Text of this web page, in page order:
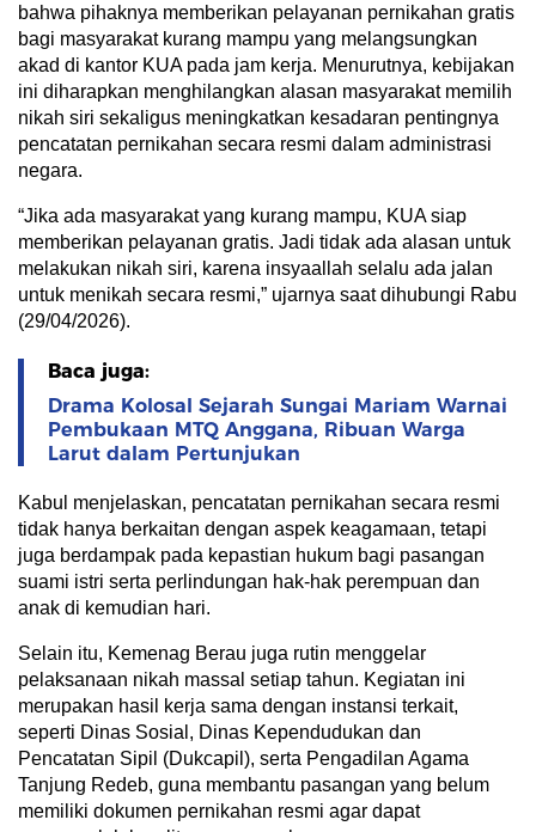
bahwa pihaknya memberikan pelayanan pernikahan gratis
bagi masyarakat kurang mampu yang melangsungkan
akad di kantor KUA pada jam kerja. Menurutnya, kebijakan
ini diharapkan menghilangkan alasan masyarakat memilih
nikah siri sekaligus meningkatkan kesadaran pentingnya
pencatatan pernikahan secara resmi dalam administrasi
negara.
“Jika ada masyarakat yang kurang mampu, KUA siap
memberikan pelayanan gratis. Jadi tidak ada alasan untuk
melakukan nikah siri, karena insyaallah selalu ada jalan
untuk menikah secara resmi,” ujarnya saat dihubungi Rabu
(29/04/2026).
Baca juga:
Drama Kolosal Sejarah Sungai Mariam Warnai
Pembukaan MTQ Anggana, Ribuan Warga
Larut dalam Pertunjukan
Kabul menjelaskan, pencatatan pernikahan secara resmi
tidak hanya berkaitan dengan aspek keagamaan, tetapi
juga berdampak pada kepastian hukum bagi pasangan
suami istri serta perlindungan hak-hak perempuan dan
anak di kemudian hari.
Selain itu, Kemenag Berau juga rutin menggelar
pelaksanaan nikah massal setiap tahun. Kegiatan ini
merupakan hasil kerja sama dengan instansi terkait,
seperti Dinas Sosial, Dinas Kependudukan dan
Pencatatan Sipil (Dukcapil), serta Pengadilan Agama
Tanjung Redeb, guna membantu pasangan yang belum
memiliki dokumen pernikahan resmi agar dapat